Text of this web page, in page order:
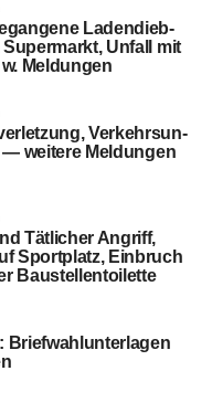
Laden­dieb­
Unfall mit
Meldungen
Ver­kehrs­un­
wei­te­re Meldungen
Tät­li­cher Angriff,
Sport­platz, Ein­bruch
Baustellentoilette
Brief­wahl­un­ter­la­gen